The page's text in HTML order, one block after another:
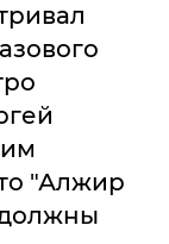
"Алжир
должны